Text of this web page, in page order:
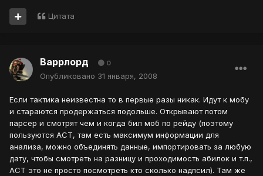
Цитата
Варрлорд 0
Опубликовано 31 января, 2008
Если тактика неизвестна то в первые разы никак. Идут к мобу
и стараются продержаться подольше. Открывают потом
парсер и смотрят чем и когда бил моб по рейду (поэтому
пользуются ACT, там есть максимум информации для
анализа, можно объединять данные, импортировать за любую
дату, чтобы смотреть на разницу и проходимость абилок и т.п.,
ACT это не просто посмотреть кто сколько надпсил). Там же